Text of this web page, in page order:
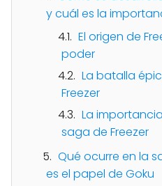
y cuál es la
El origen de
poder
La batalla
Freezer
La
saga de Freezer
Qué ocurre en la
es el papel de Goku